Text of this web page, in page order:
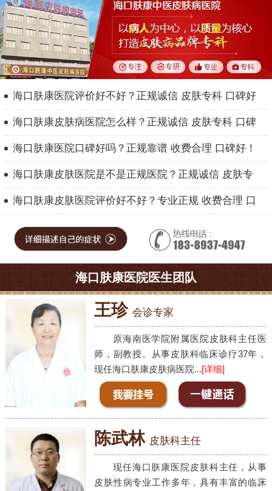
海口肤康医院评价好不好？正规诚信 皮肤专科 口碑好
海口肤康皮肤病医院怎么样？正规诚信 皮肤专科 口碑
海口肤康医院口碑好吗？正规靠谱 收费合理 口碑好！
海口肤康皮肤医院是不是正规医院？正规诚信 皮肤专
海口肤康皮肤医院评价好不好？专业正规 收费合理 口
海口肤康医院医生团队
王珍 会诊专家
原海南医学院附属医院皮肤科主任医
师，副教授。从事皮肤科临床诊疗37年，
现任海口肤康皮肤病医院...[详细]
陈武林 皮肤科主任
现任海口肤康医院皮肤科主任，从事
皮肤性病专业工作多年，具有丰富的临床